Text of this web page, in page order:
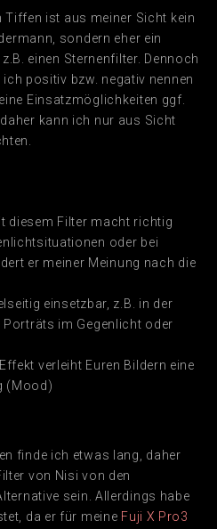
Tiffen ist aus meiner Sicht kein
sondern eher ein
einen Sternenfilter. Dennoch
positiv bzw. negativ nennen
Einsatzmöglichkeiten ggf.
kann ich nur aus Sicht
diesem Filter macht richtig
oder bei
er meiner Meinung nach die
einsetzbar, z.B. in der
im Gegenlicht oder
verleiht Euren Bildern eine
(Mood)
finde ich etwas lang, daher
von Nisi von den
sein. Allerdings habe
da er für meine Fuji X Pro3